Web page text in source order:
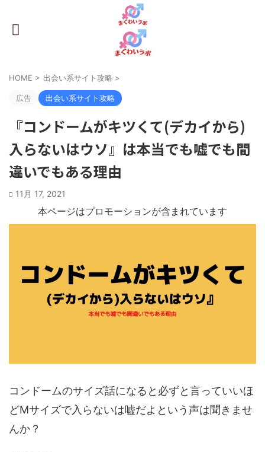
HOME > 出会い系サイト攻略 >
広告 出会い系サイト攻略
『コンドームがキツくて(デカイから)
入らないはウソ』は本当でも嘘でも間
違いでもある理由
11月 17, 2021
本ページはプロモーションが含まれています
コンドームのサイズ話になると必ずと言っていいほ
どMサイズで入らないは嘘だよという声は聞きませ
んか？